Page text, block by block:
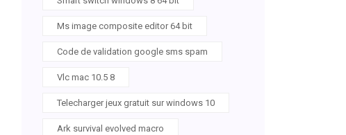
Ms image composite editor 64 bit
Code de validation google sms spam
Vlc mac 10.5 8
Telecharger jeux gratuit sur windows 10
Ark survival evolved macro